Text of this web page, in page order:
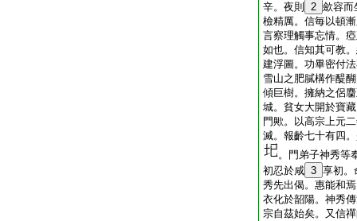
辛。夜則
2 歛容而
檢精厲。信毎以頓
言察理觸事忘情。
如也。信知其可教
建浮圖。功畢密付
雪山之肥膩構作醍
傾巨樹。擁納之侶
城。貧女大開於寶
門歟。以高宗上元
滅。報齡七十有四
。門弟子神秀等
初忍於咸 3 享初。
秀先出偈。惠能和
衣化於韶陽。神秀
宗自茲始矣。又信